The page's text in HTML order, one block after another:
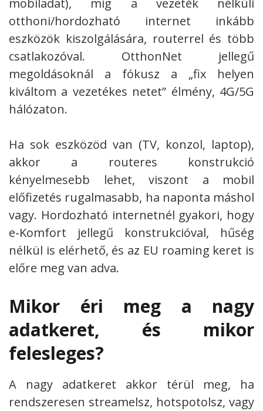
mobiladat), míg a vezeték nélküli
otthoni/hordozható internet inkább
eszközök kiszolgálására, routerrel és több
csatlakozóval. OtthonNet jellegű
megoldásoknál a fókusz a „fix helyen
kiváltom a vezetékes netet” élmény, 4G/5G
hálózaton.
Ha sok eszközöd van (TV, konzol, laptop),
akkor a routeres konstrukció
kényelmesebb lehet, viszont a mobil
előfizetés rugalmasabb, ha naponta máshol
vagy. Hordozható internetnél gyakori, hogy
e-Komfort jellegű konstrukcióval, hűség
nélkül is elérhető, és az EU roaming keret is
előre meg van adva.
Mikor éri meg a nagy
adatkeret, és mikor
felesleges?
A nagy adatkeret akkor térül meg, ha
rendszeresen streamelsz, hotspotolsz, vagy